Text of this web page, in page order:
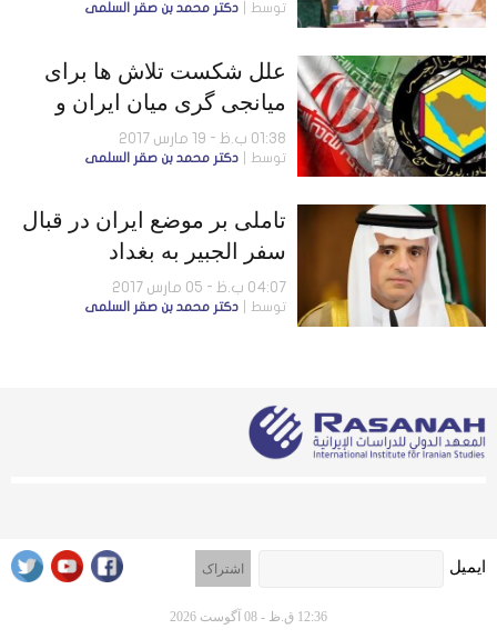
توسط دكتر محمد بن صقر السلمى
علل شکست تلاش ها برای
میانجی گری میان ایران و
همسایگان عرب
01:38 ب.ظ - 19 مارس 2017
توسط دكتر محمد بن صقر السلمى
تاملی بر موضع ایران در قبال
سفر الجبیر به بغداد
04:07 ب.ظ - 05 مارس 2017
توسط دكتر محمد بن صقر السلمى
ایمیل
12:36 ق.ظ - 08 آگوست 2026